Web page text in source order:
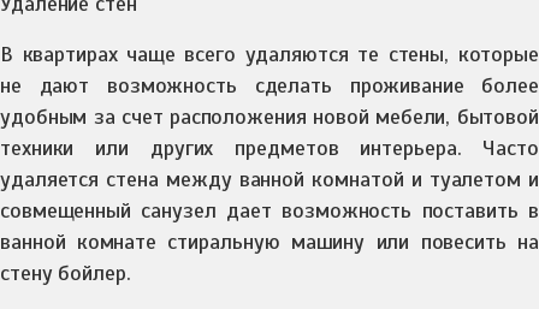
В квартирах чаще всего удаляются те стены, которые
не дают возможность сделать проживание более
удобным за счет расположения новой мебели, бытовой
техники или других предметов интерьера. Часто
удаляется стена между ванной комнатой и туалетом и
совмещенный санузел дает возможность поставить в
ванной комнате стиральную машину или повесить на
стену бойлер.